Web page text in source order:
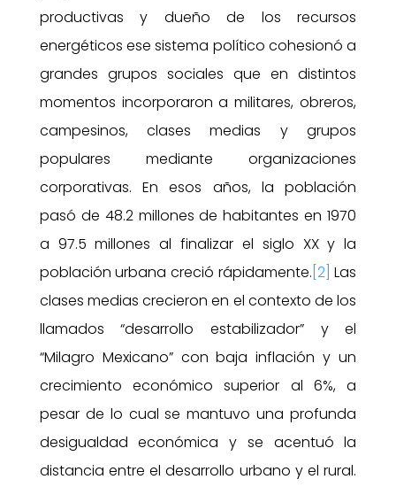
productivas y dueño de los recursos
energéticos ese sistema político cohesionó a
grandes grupos sociales que en distintos
momentos incorporaron a militares, obreros,
campesinos, clases medias y grupos
populares mediante organizaciones
corporativas. En esos años, la población
pasó de 48.2 millones de habitantes en 1970
a 97.5 millones al finalizar el siglo XX y la
población urbana creció rápidamente. [2] Las
clases medias crecieron en el contexto de los
llamados “desarrollo estabilizador” y el
“Milagro Mexicano” con baja inflación y un
crecimiento económico superior al 6%, a
pesar de lo cual se mantuvo una profunda
desigualdad económica y se acentuó la
distancia entre el desarrollo urbano y el rural.